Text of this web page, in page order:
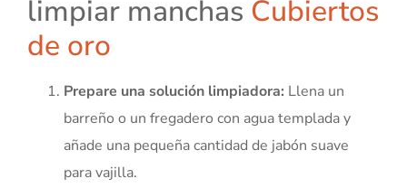
limpiar manchas Cubiertos
de oro
Prepare una solución limpiadora: Llena un
barreño o un fregadero con agua templada y
añade una pequeña cantidad de jabón suave
para vajilla.